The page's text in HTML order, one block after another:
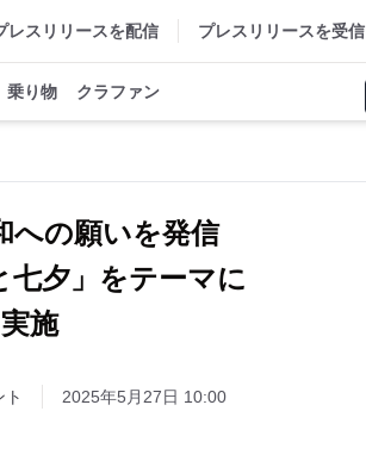
レスリリースを配信 プレスリリースを受信
乗り物 クラファン
への願いを発信
七夕」をテーマに
施
ト 2025年5月27日 10:00